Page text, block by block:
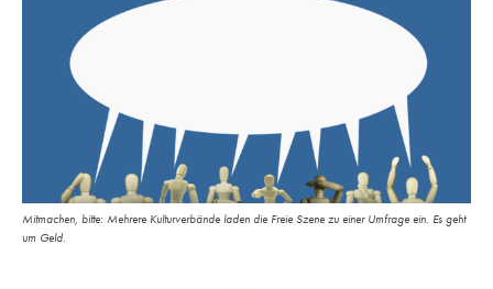
Mitmachen, bitte: Mehrere Kulturverbände laden die Freie Szene zu einer Umfrage ein. Es geht
um Geld.